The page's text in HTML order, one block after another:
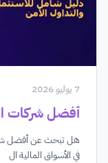
7 يوليو 2026
أفضل شركات
هل تبحث عن أفضل
في الأسواق المالية ال